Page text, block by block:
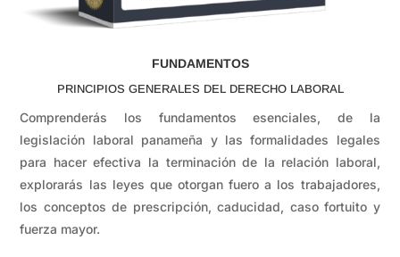
FUNDAMENTOS
PRINCIPIOS GENERALES DEL DERECHO LABORAL
Comprenderás los fundamentos esenciales, de la
legislación laboral panameña y las formalidades legales
para hacer efectiva la terminación de la relación laboral,
explorarás las leyes que otorgan fuero a los trabajadores,
los conceptos de prescripción, caducidad, caso fortuito y
fuerza mayor.